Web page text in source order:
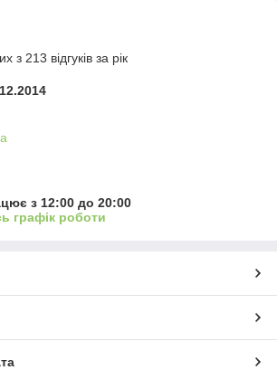
з 213 відгуків за рік
з 12:00 до 20:00
графік роботи